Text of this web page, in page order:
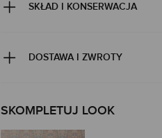
SKŁAD I KONSERWACJA
DOSTAWA I ZWROTY
SKOMPLETUJ LOOK